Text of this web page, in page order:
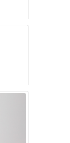
灯